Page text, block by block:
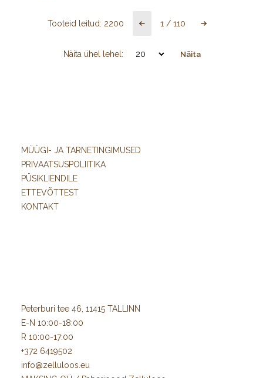
Tooteid leitud: 2200 1 / 110
Näita ühel lehel: Näita
MÜÜGI- JA TARNETINGIMUSED
PRIVAATSUSPOLIITIKA
PÜSIKLIENDILE
ETTEVÕTTEST
KONTAKT
Peterburi tee 46, 11415 TALLINN
E-N 10:00-18:00
R 10:00-17:00
+372 6419502
info@zelluloos.eu